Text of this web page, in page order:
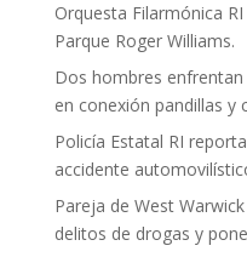
Orquesta Filarmónica
Parque Roger Williams.
Dos hombres
en conexión pandillas y
Policía Estatal RI
accidente
Pareja de West
delitos de drogas y